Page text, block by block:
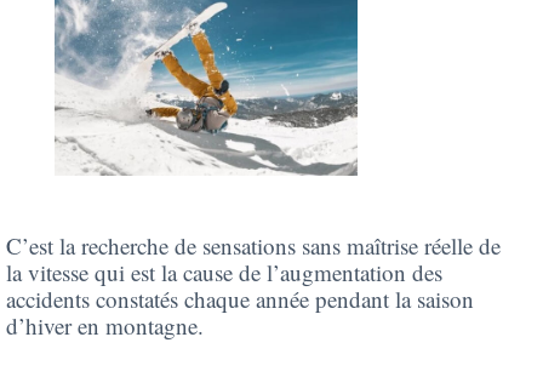
C’est la recherche de sensations sans maîtrise réelle de
la vitesse qui est la cause de l’augmentation des
accidents constatés chaque année pendant la saison
d’hiver en montagne.